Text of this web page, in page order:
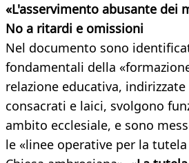
«L'asservimento abusante dei
No a ritardi e omissioni
Nel documento sono
fondamentali della
relazione educativa,
consacrati e laici, svolgono
ambito ecclesiale, e sono
le «linee operative per la